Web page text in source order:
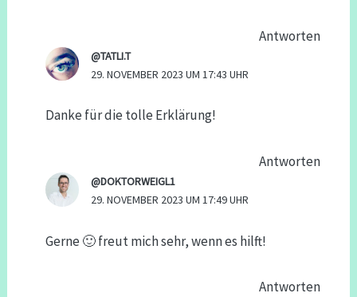
Antworten
@TATLI.T
29. NOVEMBER 2023 UM 17:43 UHR
Danke für die tolle Erklärung!
Antworten
@DOKTORWEIGL1
29. NOVEMBER 2023 UM 17:49 UHR
Gerne 🙂 freut mich sehr, wenn es hilft!
Antworten